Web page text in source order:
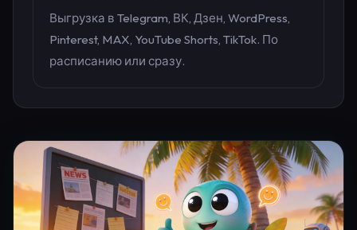
Выгрузка в Telegram, ВК, Дзен, WordPress,
Pinterest, MAX, YouTube Shorts, TikTok. По
расписанию или сразу.